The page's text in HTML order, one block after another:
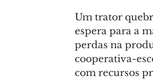
Um trator
espera para a
perdas na
cooperativa-
com recursos